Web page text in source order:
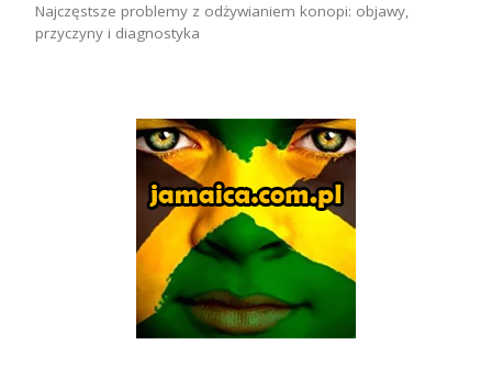
Najczęstsze problemy z odżywianiem konopi: objawy,
przyczyny i diagnostyka